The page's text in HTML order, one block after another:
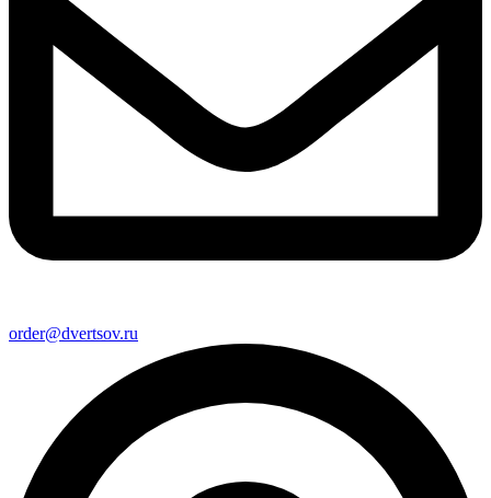
order@dvertsov.ru